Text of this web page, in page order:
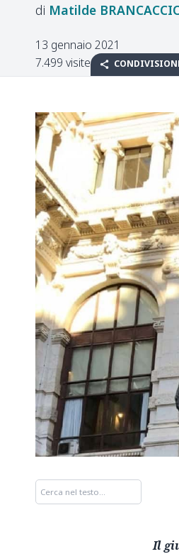
Matilde
13 gennaio 2021
7.499 visite
Il